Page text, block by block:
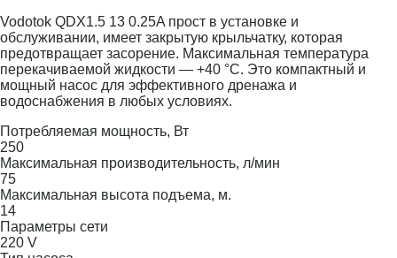
Vodotok QDX1.5 13 0.25A прост в установке и
обслуживании, имеет закрытую крыльчатку, которая
предотвращает засорение. Максимальная температура
перекачиваемой жидкости — +40 °C. Это компактный и
мощный насос для эффективного дренажа и
водоснабжения в любых условиях.
Потребляемая мощность, Вт
250
Максимальная производительность, л/мин
75
Максимальная высота подъема, м.
14
Параметры сети
220 V